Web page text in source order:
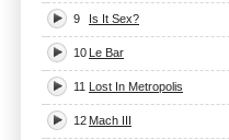
9 Is It Sex?
10 Le Bar
11 Lost In Metropolis
12 Mach III